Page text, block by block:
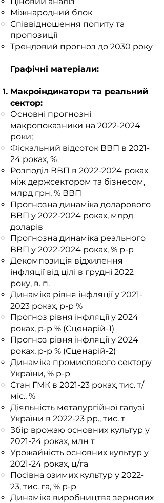
Міжнародний блок
Співвідношення попиту та
пропозиції
Трендовий прогноз до 2030 року
Графічні матеріали:
Макроіндикатори та реальний
сектор:
Основні прогнозні
макропоказники на 2022-2024
роки;
Фіскальний відсоток ВВП в 2021-
24 роках, %
Розподіл ВВП в 2022-2024 роках
між держсектором та бізнесом,
млрд грн, % ВВП
Прогнозна динаміка доларового
ВВП у 2022-2024 роках, млрд
доларів
Прогнозна динаміка реального
ВВП у 2022-2024 роках, % р-р
Декомпозиція відхилення
інфляції від цілі в грудні 2022
року, в. п.
Динаміка рівня інфляції у 2021-
2023 роках, р-р %
Прогноз рівня інфляції у 2024
роках, р-р % (Сценарiй-1)
Прогноз рівня інфляції у 2024
роках, р-р % (Сценарiй-2)
Динаміка промислового сектору
України, % р-р
Стан ГМК в 2021-23 роках, тис. т/
міс., %
Діяльність металургійної галузі
України в 2022-23 рр., тис. т
Збір врожаю основних культур у
2021-24 роках, млн т
Урожайність основних культур у
2021-24 роках, ц/га
Посівна озимих культур у 2022-
23, тис. га, % р-р
Динаміка виробництва зернових